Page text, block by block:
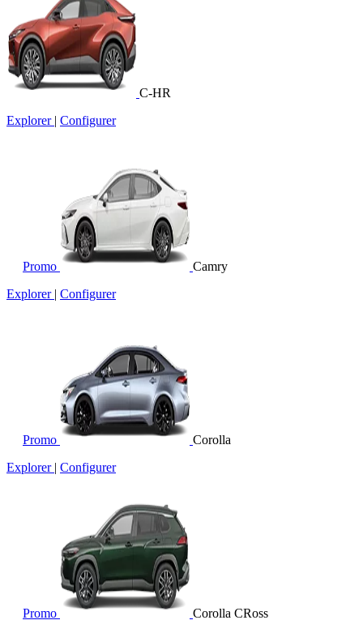
C-HR
Explorer | Configurer
Promo
Camry
Explorer | Configurer
Promo
Corolla
Explorer | Configurer
Promo
Corolla CRoss